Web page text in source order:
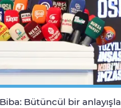
Bütüncül bir anlayışla